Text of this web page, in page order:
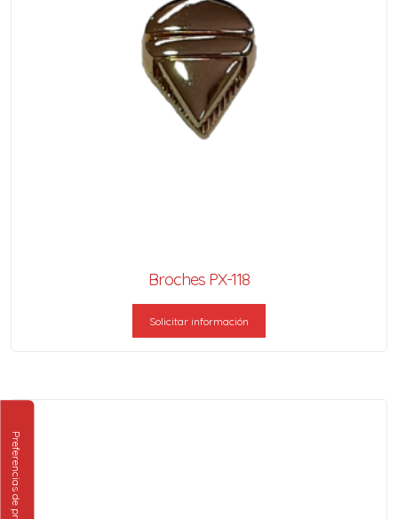
Broches PX-118
Solicitar información